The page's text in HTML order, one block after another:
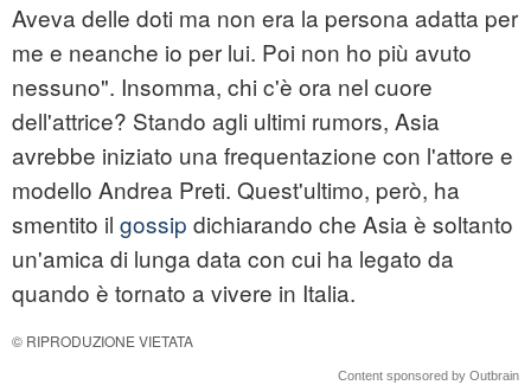
Aveva delle doti ma non era la persona adatta per
me e neanche io per lui. Poi non ho più avuto
nessuno". Insomma, chi c'è ora nel cuore
dell'attrice? Stando agli ultimi rumors, Asia
avrebbe iniziato una frequentazione con l'attore e
modello Andrea Preti. Quest'ultimo, però, ha
smentito il gossip dichiarando che Asia è soltanto
un'amica di lunga data con cui ha legato da
quando è tornato a vivere in Italia.
© RIPRODUZIONE VIETATA
Content sponsored by Outbrain